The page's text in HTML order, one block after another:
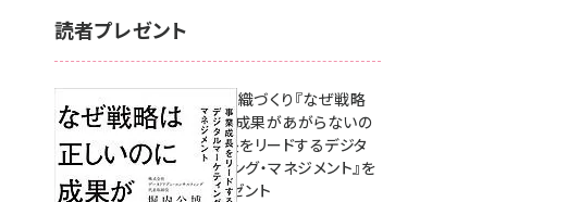
読者プレゼント
成果を生む組織づくり『なぜ戦略
は正しいのに成果があがらないの
か？ 事業成長をリードするデジタ
ルマーケティング・マネジメント』を
3名様にプレゼント